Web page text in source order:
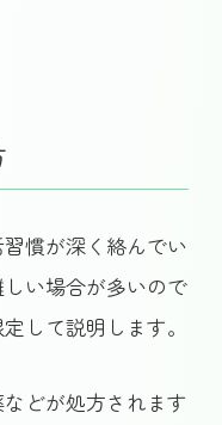
慣が深く絡んでい
い場合が多いので
して説明します。
どが処方されます